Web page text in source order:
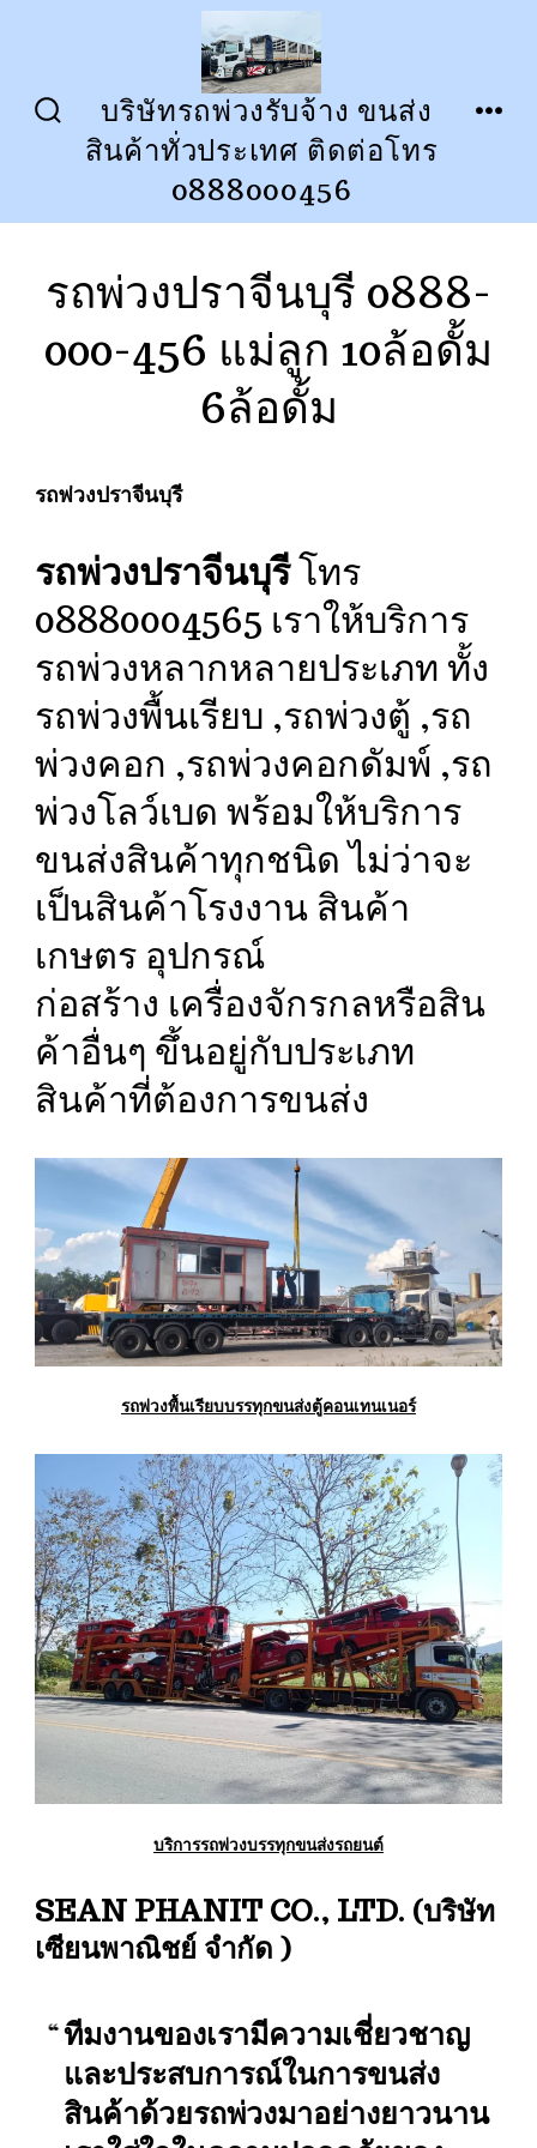
บริษัทรถพ่วงรับจ้าง ขนส่ง
สินค้าทั่วประเทศ ติดต่อโทร
0888000456
รถพ่วงปราจีนบุรี 0888-
000-456 แม่ลูก 10ล้อดั้ม
6ล้อดั้ม
รถพ่วงปราจีนบุรี
รถพ่วงปราจีนบุรีโทร
08880004565 เราให้บริการ
รถพ่วงหลากหลายประเภท ทั้ง
รถพ่วงพื้นเรียบ ,รถพ่วงตู้ ,รถ
พ่วงคอก ,รถพ่วงคอกดัมพ์ ,รถ
พ่วงโลว์เบด พร้อมให้บริการ
ขนส่งสินค้าทุกชนิด ไม่ว่าจะ
เป็นสินค้าโรงงาน สินค้า
เกษตร อุปกรณ์
ก่อสร้าง เครื่องจักรกลหรือสิน
ค้าอื่นๆ ขึ้นอยู่กับประเภท
สินค้าที่ต้องการขนส่ง
รถพ่วงพื้นเรียบบรรทุกขนส่งตู้คอนเทนเนอร์
บริการรถพ่วงบรรทุกขนส่งรถยนต์
SEAN PHANIT CO., LTD. (บริษัท
เซียนพาณิชย์ จำกัด )
ทีมงานของเรามีความเชี่ยวชาญ
และประสบการณ์ในการขนส่ง
สินค้าด้วยรถพ่วงมาอย่างยาวนาน